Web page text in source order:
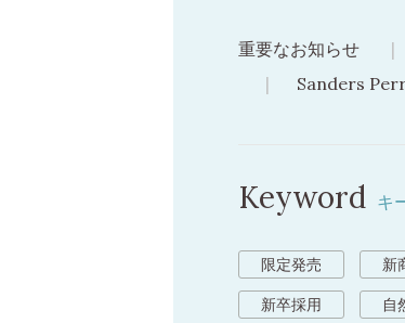
重要なお知らせ
Sanders
Keyword キ
限定発売 新
新卒採用 自